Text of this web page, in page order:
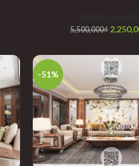
5,500,000₫
-51%